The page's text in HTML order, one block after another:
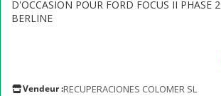
D'OCCASION POUR FORD FOCUS II PHASE 2
BERLINE
Vendeur :RECUPERACIONES COLOMER SL